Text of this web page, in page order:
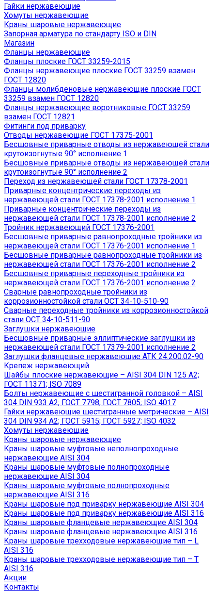
Гайки нержавеющие
Хомуты нержавеющие
Краны шаровые нержавеющие
Запорная арматура по стандарту ISO и DIN
Магазин
Фланцы нержавеющие
Фланцы плоские ГОСТ 33259-2015
Фланцы нержавеющие плоские ГОСТ 33259 взамен
ГОСТ 12820
Фланцы молибденовые нержавеющие плоские ГОСТ
33259 взамен ГОСТ 12820
Фланцы нержавеющие воротниковые ГОСТ 33259
взамен ГОСТ 12821
Фитинги под приварку
Отводы нержавеющие ГОСТ 17375-2001
Бесшовные приварные отводы из нержавеющей стали
крутоизогнутые 90° исполнение 1
Бесшовные приварные отводы из нержавеющей стали
крутоизогнутые 90° исполнение 2
Переход из нержавеющей стали ГОСТ 17378-2001
Приварные концентрические переходы из
нержавеющей стали ГОСТ 17378-2001 исполнение 1
Приварные концентрические переходы из
нержавеющей стали ГОСТ 17378-2001 исполнение 2
Тройник нержавеющий ГОСТ 17376-2001
Бесшовные приварные равнопроходные тройники из
нержавеющей стали ГОСТ 17376-2001 исполнение 1
Бесшовные приварные равнопроходные тройники из
нержавеющей стали ГОСТ 17376-2001 исполнение 2
Бесшовные приварные переходные тройники из
нержавеющей стали ГОСТ 17376-2001 исполнение 2
Сварные равнопроходные тройники из
коррозионностойкой стали ОСТ 34-10-510-90
Сварные переходные тройники из коррозионностойкой
стали ОСТ 34-10-511-90
Заглушки нержавеющие
Бесшовные приварные эллиптические заглушки из
нержавеющей стали ГОСТ 17379-2001 исполнение 2
Заглушки фланцевые нержавеющие АТК 24.200.02-90
Крепеж нержавеющий
Шайбы плоские нержавеющие – AISI 304 DIN 125 A2;
ГОСТ 11371; ISO 7089
Болты нержавеющие с шестигранной головкой – AISI
304 DIN 933 A2; ГОСТ 7798; ГОСТ 7805; ISO 4017
Гайки нержавеющие шестигранные метрические – AISI
304 DIN 934 А2; ГОСТ 5915; ГОСТ 5927; ISO 4032
Хомуты нержавеющие
Краны шаровые нержавеющие
Краны шаровые муфтовые неполнопроходные
нержавеющие AISI 304
Краны шаровые муфтовые полнопроходные
нержавеющие AISI 304
Краны шаровые муфтовые полнопроходные
нержавеющие AISI 316
Краны шаровые под приварку нержавеющие AISI 304
Краны шаровые под приварку нержавеющие AISI 316
Краны шаровые фланцевые нержавеющие AISI 304
Краны шаровые фланцевые нержавеющие AISI 316
Краны шаровые трехходовые нержавеющие тип – L
AISI 316
Краны шаровые трехходовые нержавеющие тип – T
AISI 316
Акции
Контакты